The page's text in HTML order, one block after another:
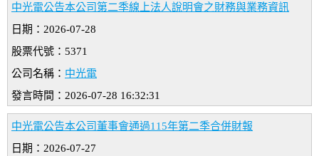
中光電公告本公司第二季線上法人說明會之財務與業務資訊
日期：2026-07-28
股票代號：5371
公司名稱： 中光電
發言時間：2026-07-28 16:32:31
中光電公告本公司董事會通過115年第二季合併財報
日期：2026-07-27